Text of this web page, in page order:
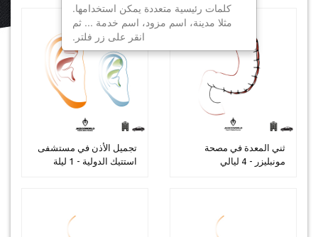
كلمات رئيسية متعددة يمكن استخدامها.
مثلا مدينة، اسم مزود، اسم خدمة ... ثم
انقر على زر فلتر.
تجميل الأذن في مستشفى
استتيك الدولية - 1 ليلة
ثني المعدة في مصحة
مونبليزر - 4 ليالي